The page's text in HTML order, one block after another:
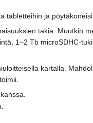
tabletteihin ja
takia. Muutkin
1–2 Tb microSDHC-
kartalla.